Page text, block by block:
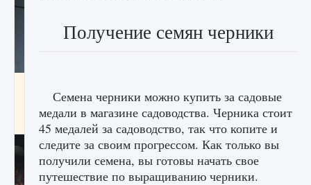
FC 25
9 августа 2024 2 096 0 2
Получение семян черники
Семена черники можно купить за садовые
медали в магазине садоводства. Черника стоит
45 медалей за садоводство, так что копите и
следите за своим прогрессом. Как только вы
получили семена, вы готовы начать свое
путешествие по выращиванию черники.